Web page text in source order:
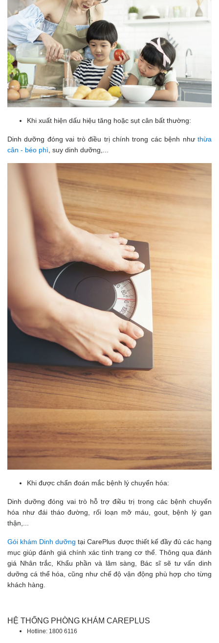
Khi xuất hiện dấu hiệu tăng hoặc sụt cân bất thường:
Dinh dưỡng đóng vai trò điều trị chính trong các bệnh như thừa
cân - béo phì , suy dinh dưỡng,...
Khi được chẩn đoán mắc bệnh lý chuyển hóa:
Dinh dưỡng đóng vai trò hỗ trợ điều trị trong các bệnh chuyển
hóa như đái tháo đường, rối loạn mỡ máu, gout, bệnh lý gan
thận,...
Gói khám Dinh dưỡng tại CarePlus được thiết kế đầy đủ các hạng
mục giúp đánh giá chính xác tình trạng cơ thể. Thông qua đánh
giá Nhân trắc, Khẩu phần và lâm sàng, Bác sĩ sẽ tư vấn dinh
dưỡng cá thể hóa, cũng như chế độ vận động phù hợp cho từng
khách hàng.
HỆ THỐNG PHÒNG KHÁM CAREPLUS
Hotline: 1800 6116